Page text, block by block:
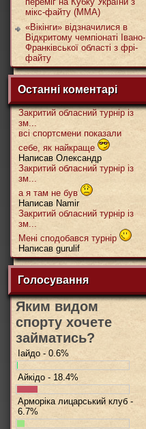
мікс-файту (ММА)
«Вікінги» відзначилися в
Відкритому чемпіонаті Івано-
Франківської області з фрі-
файту
Останні коментарі
Закритий обласний турнір із
зм...
всі спортсмени показали
себе, як найкраще
Написав Олександр
Закритий обласний турнір із
зм...
а я там не був
Написав Namir
Закритий обласний турнір із
зм...
Мені сподобався турнір
Написав gurulif
Голосування
Яким видом
спорту хочете
займатись?
Іайдо - 0.6%
Айкідо - 18.4%
Арморіка лицарський клуб -
6.7%